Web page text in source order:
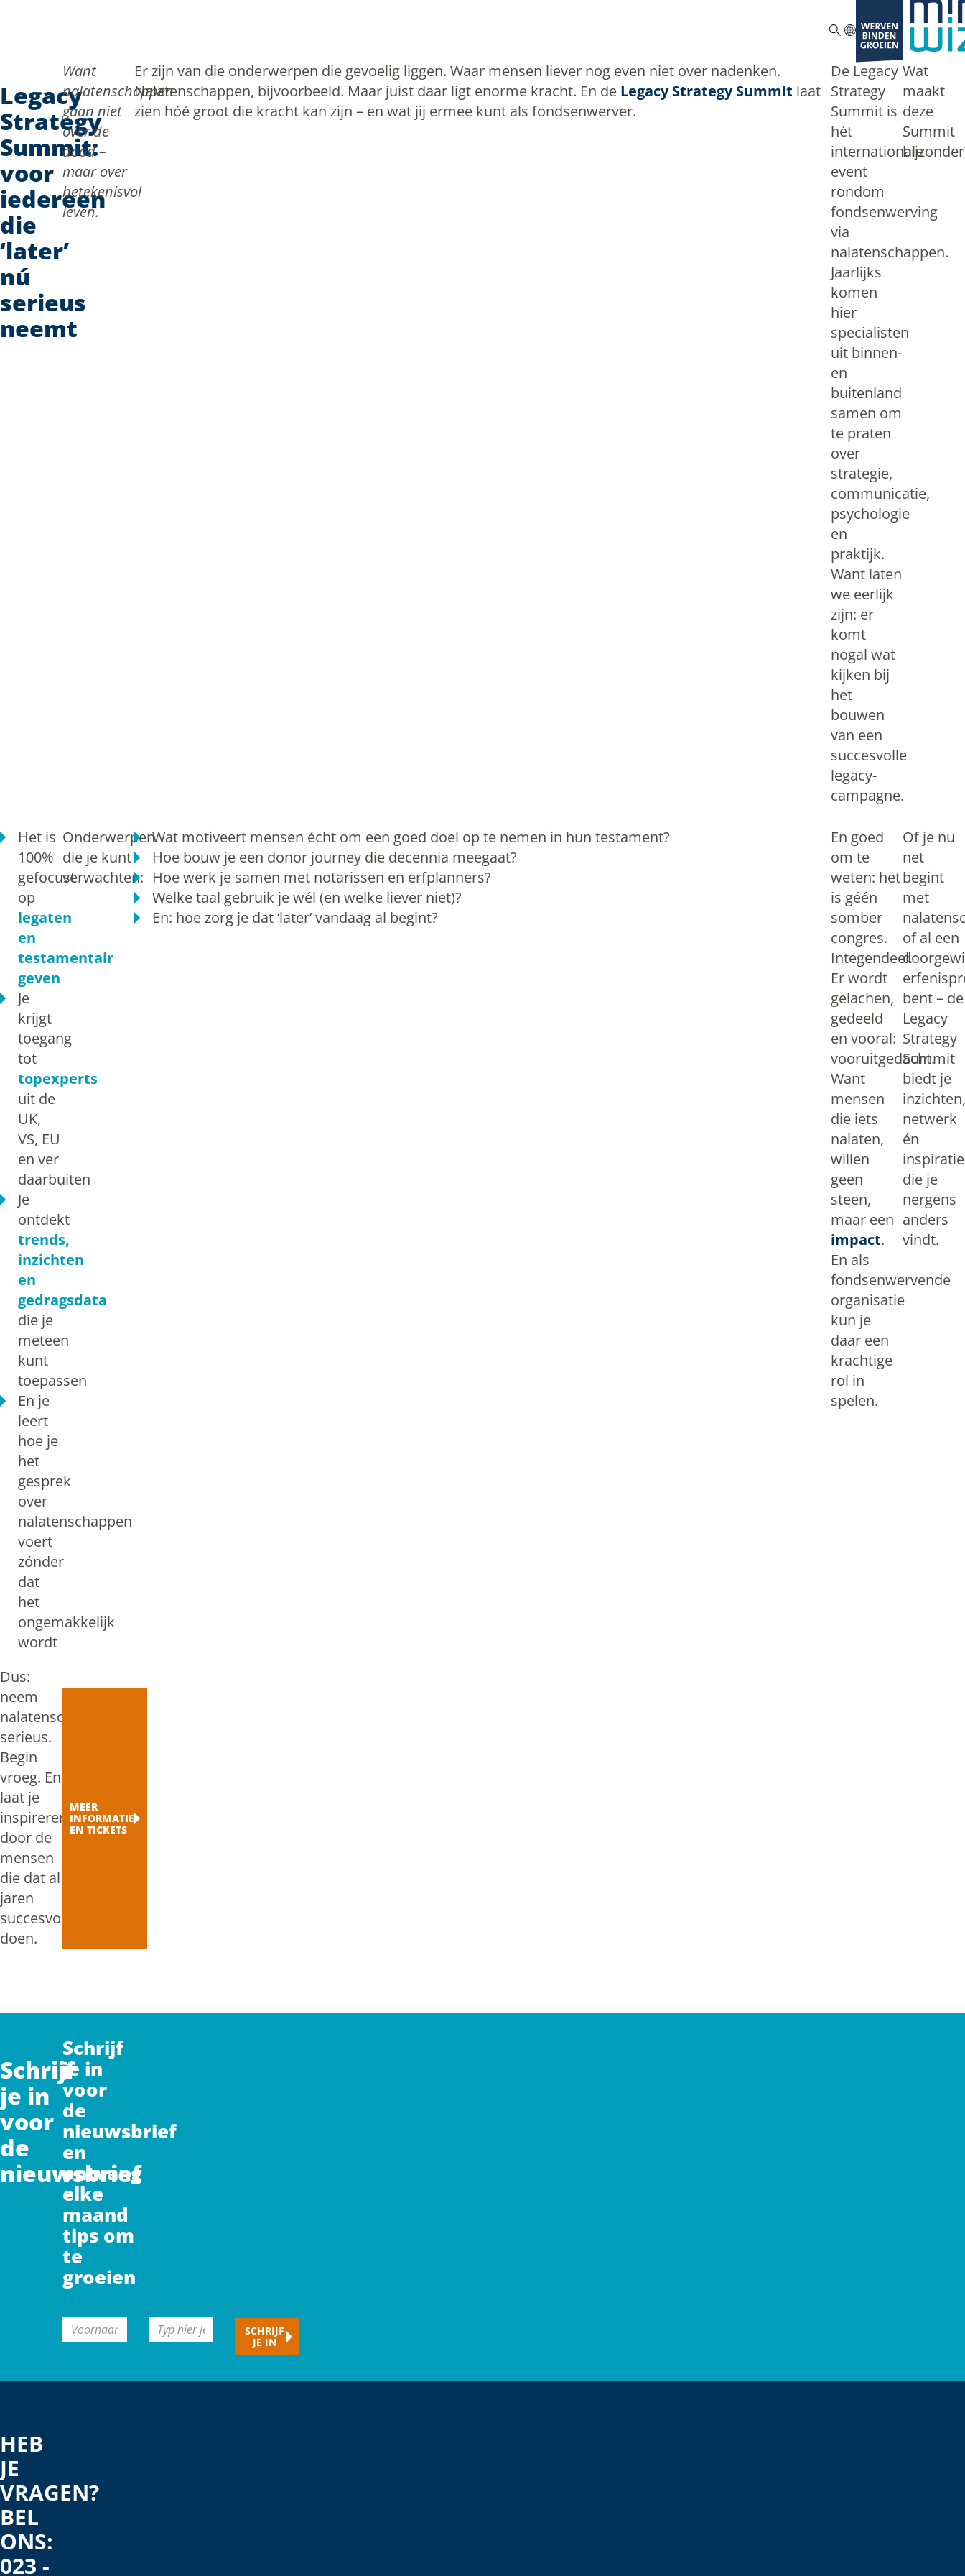
Legacy
Strategy
Summit:
voor
iedereen
die
‘later’
nú
serieus
neemt
Want
nalatenschappen
gaan niet
over de
dood –
maar over
betekenisvol
leven.
Er zijn van die onderwerpen die gevoelig liggen. Waar mensen liever nog even niet over nadenken.
Nalatenschappen, bijvoorbeeld. Maar juist daar ligt enorme kracht. En de Legacy Strategy Summit laat
zien hóé groot die kracht kan zijn – en wat jij ermee kunt als fondsenwerver.
De Legacy
Strategy
Summit is
hét
internationale
event
rondom
fondsenwerving
via
nalatenschappen.
Jaarlijks
komen
hier
specialisten
uit binnen-
en
buitenland
samen om
te praten
over
strategie,
communicatie,
psychologie
en
praktijk.
Want laten
we eerlijk
zijn: er
komt
nogal wat
kijken bij
het
bouwen
van een
succesvolle
legacy-
campagne.
Wat
maakt
deze
Summit
Het is
100%
gefocust
op
legaten
en
testamentair
geven
Je
krijgt
toegang
tot
topexperts
uit de
UK,
VS, EU
en ver
daarbuiten
Je
ontdekt
trends,
inzichten
en
gedragsdata
die je
meteen
kunt
toepassen
En je
leert
hoe je
het
gesprek
over
nalatenschappen
voert
zónder
dat
het
ongemakkelijk
wordt
Onderwerpen
die je kunt
verwachten:
Wat motiveert mensen écht om een goed doel op te nemen in hun testament?
Hoe bouw je een donor journey die decennia meegaat?
Hoe werk je samen met notarissen en erfplanners?
Welke taal gebruik je wél (en welke liever niet)?
En: hoe zorg je dat ‘later’ vandaag al begint?
En goed
om te
weten: het
is géén
somber
congres.
Integendeel.
Er wordt
gelachen,
gedeeld
en vooral:
vooruitgedacht.
Want
mensen
die iets
nalaten,
willen
geen
steen,
maar een
impact.
En als
fondsenwervende
organisatie
kun je
daar een
krachtige
rol in
spelen.
Of je nu
net
begint
met
of al een
bent – de
Legacy
Strategy
Summit
biedt je
inzichten,
netwerk
én
inspiratie
die je
nergens
anders
vindt.
Dus:
neem
nalatenschappen
serieus.
Begin
vroeg. En
laat je
inspireren
door de
mensen
die dat al
jaren
succesvol
doen.
MEER
INFORMATIE
EN TICKETS
Schrijf
je in
voor
de
nieuwsbrief
Schrijf
je in
voor
de
nieuwsbrief
en
ontvang
elke
maand
tips om
te
groeien
CAPTCHA
VoornaamTyp
je
SCHRIJF
JE IN
HEB
JE
VRAGEN?
BEL
ONS:
023 -